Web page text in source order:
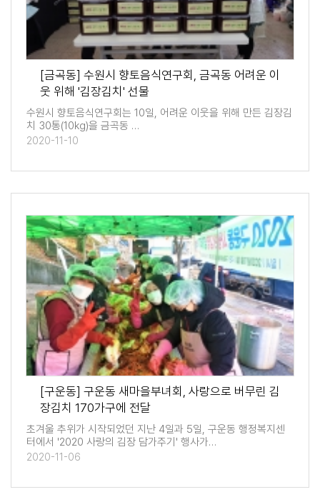
[금곡동] 수원시 향토음식연구회, 금곡동 어려운 이
웃 위해 '김장김치' 선물
수원시 향토음식연구회는 10일, 어려운 이웃을 위해 만든 김장김
치 30통(10kg)을 금곡동 …
2020-11-10
[구운동] 구운동 새마을부녀회, 사랑으로 버무린 김
장김치 170가구에 전달
초겨울 추위가 시작되었던 지난 4일과 5일, 구운동 행정복지센
터에서 '2020 사랑의 김장 담가주기' 행사가…
2020-11-06